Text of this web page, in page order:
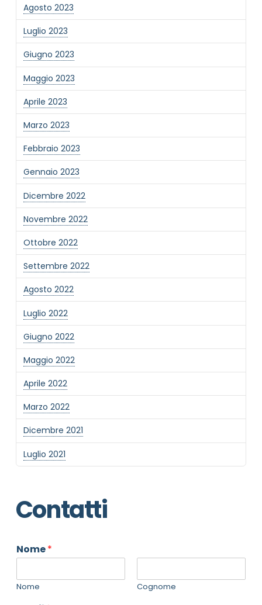
Agosto 2023
Luglio 2023
Giugno 2023
Maggio 2023
Aprile 2023
Marzo 2023
Febbraio 2023
Gennaio 2023
Dicembre 2022
Novembre 2022
Ottobre 2022
Settembre 2022
Agosto 2022
Luglio 2022
Giugno 2022
Maggio 2022
Aprile 2022
Marzo 2022
Dicembre 2021
Luglio 2021
Contatti
Nome*
Nome Cognome